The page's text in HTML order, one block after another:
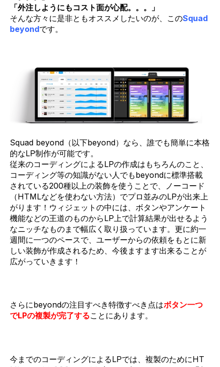
「外注しようにもコスト面が心配。。。」
そんな方々に是非ともオススメしたいのが、このSquad
beyondです。
Squad beyond（以下beyond）なら、誰でも簡単に本格
的なLP制作が可能です。
従来のコーディングによるLPの作成はもちろんのこと、
コーディング等の知識がない人でもbeyondに標準搭載
されている200種以上の装飾を使うことで、ノーコード
（HTMLなどを使わない方法）でプロ並みのLPが出来上
がります！ ウィジェットの中には、ボタンやアンケート
機能などの王道のものからLP上で計算結果が出せるよう
なニッチなものまで幅広く取り扱っています。更に約一
週間に一つのペースで、ユーザーからの依頼をもとに新
しい装飾が作成されるため、今後ますます出来ることが
広がっていきます！
さらにbeyondの注目すべき特徴すべき点はボタン一つ
でLPの複製が完了することにあります。
今までのコーディングによるLPでは、複製のためにHT